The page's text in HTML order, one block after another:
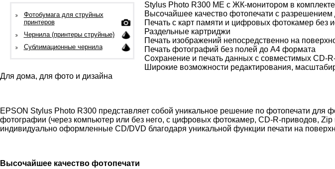
Фотобумага для струйных
принтеров
Чернила (принтеры струйные)
Сублимационные чернила
Stylus Photo R300 ME с ЖК-монитором в
Высочайшее качество фотопечати с разрешением
Печать с карт памяти и цифровых фотокамер без
Раздельные картриджи
Печать изображений непосредственно на
Печать фотографий без полей до А4 формата
Сохранение и печать данных с совместимых CD-
Широкие возможности редактирования,
Для дома, для фото и дизайна
EPSON Stylus Photo R300 представляет собой уникальное решение по фотопечати для
фотографии (через компьютер или без него, с цифровых фотокамер, CD-R-приводов,
индивидуально оформленные CD/DVD благодаря уникальной функции печати на
Высочайшее качество фотопечати